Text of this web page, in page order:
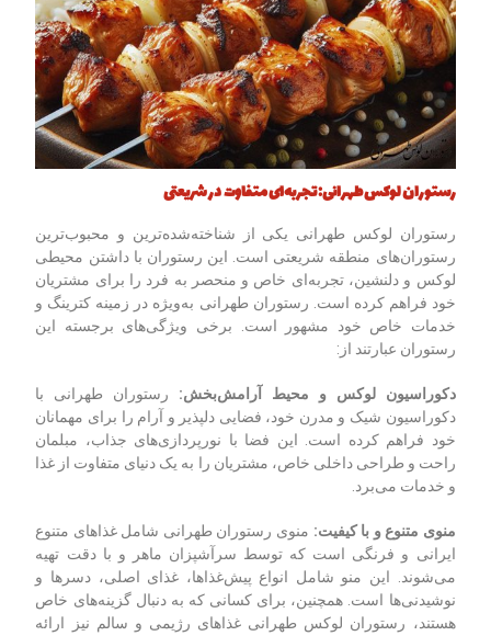
رستوران لوکس طهرانی: تجربه‌ای متفاوت در شریعتی
رستوران لوکس طهرانی یکی از شناخته‌شده‌ترین و محبوب‌ترین
رستوران‌های منطقه شریعتی است. این رستوران با داشتن محیطی
لوکس و دلنشین، تجربه‌ای خاص و منحصر به فرد را برای مشتریان
خود فراهم کرده است. رستوران طهرانی به‌ویژه در زمینه کترینگ و
خدمات خاص خود مشهور است. برخی ویژگی‌های برجسته این
رستوران عبارتند از:
دکوراسیون لوکس و محیط آرامش‌بخش: رستوران طهرانی با
دکوراسیون شیک و مدرن خود، فضایی دلپذیر و آرام را برای مهمانان
خود فراهم کرده است. این فضا با نورپردازی‌های جذاب، مبلمان
راحت و طراحی داخلی خاص، مشتریان را به یک دنیای متفاوت از غذا
و خدمات می‌برد.
منوی متنوع و با کیفیت: منوی رستوران طهرانی شامل غذاهای متنوع
ایرانی و فرنگی است که توسط سرآشپزان ماهر و با دقت تهیه
می‌شوند. این منو شامل انواع پیش‌غذاها، غذای اصلی، دسرها و
نوشیدنی‌ها است. همچنین، برای کسانی که به دنبال گزینه‌های خاص
هستند، رستوران لوکس طهرانی غذاهای رژیمی و سالم نیز ارائه